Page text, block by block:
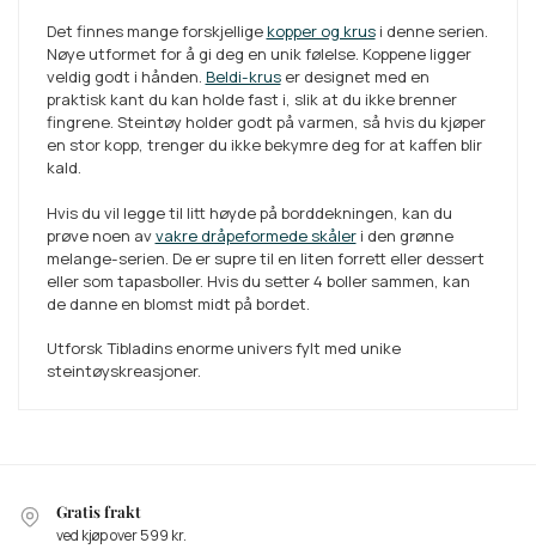
Det finnes mange forskjelligekopper og krusi denne serien.
Nøye utformet for å gi deg en unik følelse. Koppene ligger
veldig godt i hånden. Beldi-kruser designet med en
praktisk kant du kan holde fast i, slik at du ikke brenner
fingrene. Steintøy holder godt på varmen, så hvis du kjøper
en stor kopp, trenger du ikke bekymre deg for at kaffen blir
kald.
Hvis du vil legge til litt høyde på borddekningen, kan du
prøve noen avvakre dråpeformede skåleri den grønne
melange-serien. De er supre til en liten forrett eller dessert
eller som tapasboller. Hvis du setter 4 boller sammen, kan
de danne en blomst midt på bordet.
Utforsk Tibladins enorme univers fylt med unike
steintøyskreasjoner.
Gratis frakt
ved kjøp over 599 kr.